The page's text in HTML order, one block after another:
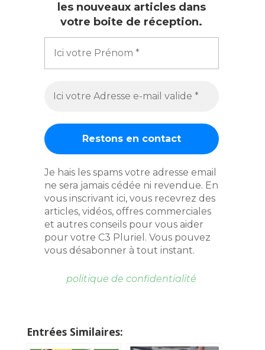
les nouveaux articles dans
votre boite de réception.
Je hais les spams votre adresse email
ne sera jamais cédée ni revendue. En
vous inscrivant ici, vous recevrez des
articles, vidéos, offres commerciales
et autres conseils pour vous aider
pour votre C3 Pluriel. Vous pouvez
vous désabonner à tout instant.
politique de confidentialité
Entrées Similaires: